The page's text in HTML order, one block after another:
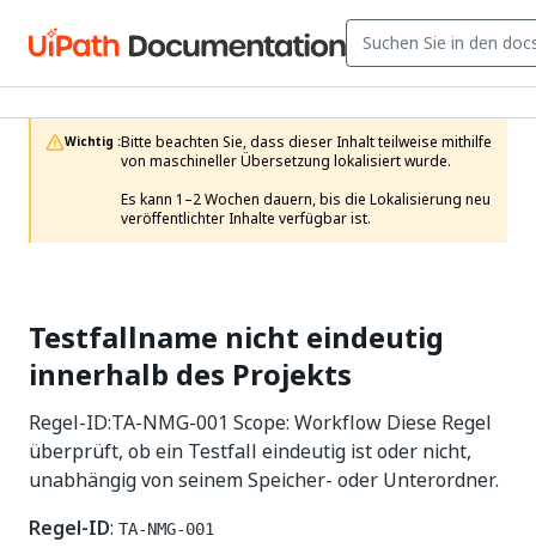
Wichtig :Bitte beachten Sie, dass dieser Inhalt teilweise mithilfe
von maschineller Übersetzung lokalisiert wurde.
Es kann 1–2 Wochen dauern, bis die Lokalisierung neu
veröffentlichter Inhalte verfügbar ist.
Testfallname nicht eindeutig
innerhalb des Projekts
Regel-ID:TA-NMG-001 Scope: Workflow Diese Regel
überprüft, ob ein Testfall eindeutig ist oder nicht,
unabhängig von seinem Speicher- oder Unterordner.
Regel-ID: TA-NMG-001